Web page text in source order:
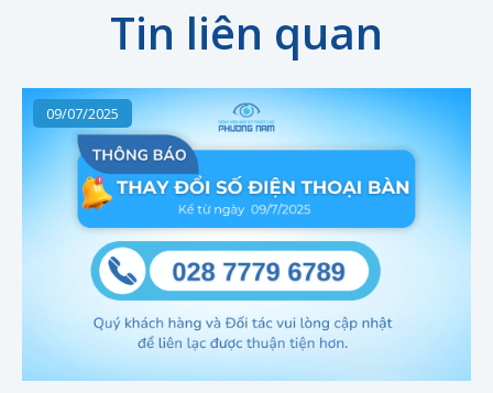
Tin liên quan
09/07/2025